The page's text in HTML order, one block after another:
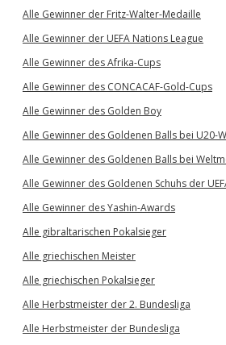
Alle Gewinner der Fritz-Walter-Medaille
Alle Gewinner der UEFA Nations League
Alle Gewinner des Afrika-Cups
Alle Gewinner des CONCACAF-Gold-Cups
Alle Gewinner des Golden Boy
Alle Gewinner des Goldenen Balls bei U20-
Alle Gewinner des Goldenen Balls bei
Alle Gewinner des Goldenen Schuhs der
Alle Gewinner des Yashin-Awards
Alle gibraltarischen Pokalsieger
Alle griechischen Meister
Alle griechischen Pokalsieger
Alle Herbstmeister der 2. Bundesliga
Alle Herbstmeister der Bundesliga